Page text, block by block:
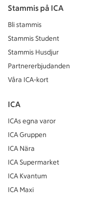
Stammis på ICA
Bli stammis
Stammis Student
Stammis Husdjur
Partnererbjudanden
Våra ICA-kort
ICA
ICAs egna varor
ICA Gruppen
ICA Nära
ICA Supermarket
ICA Kvantum
ICA Maxi